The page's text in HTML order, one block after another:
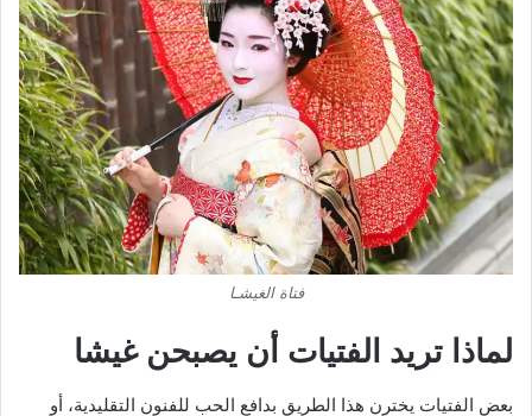
فتاة الغيشـا
لماذا تريد الفتيات أن يصبحن غيشا
بعض الفتيات يخترن هذا الطريق بدافع الحب للفنون التقليدية، أو